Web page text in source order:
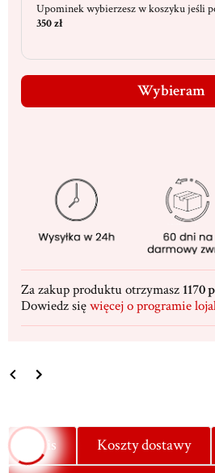
Upominek wybierzesz w koszyku jeśli
350 zł
Wybieram
Za zakup produktu otrzymasz 1170
Dowiedz sięwięcej o programie
Opis Koszty dostawy